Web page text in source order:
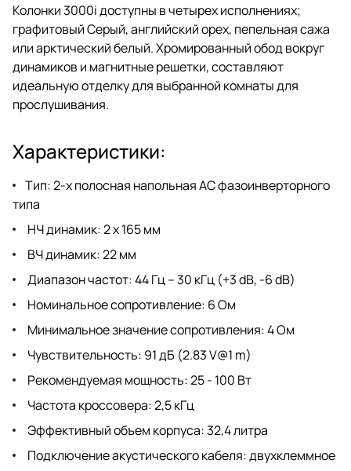
Колонки 3000i доступны в четырех исполнениях;
графитовый Серый, английский орех, пепельная сажа
или арктический белый. Хромированный обод вокруг
динамиков и магнитные решетки, составляют
идеальную отделку для выбранной комнаты для
прослушивания.
Характеристики:
Тип: 2-х полосная напольная АС фазоинверторного
типа
НЧ динамик: 2 х 165 мм
ВЧ динамик: 22 мм
Диапазон частот: 44 Гц – 30 кГц (+3 dB, -6 dB)
Номинальное сопротивление: 6 Ом
Минимальное значение сопротивления: 4 Ом
Чувствительность: 91 дБ (2.83 V@1 m)
Рекомендуемая мощность: 25 - 100 Вт
Частота кроссовера: 2,5 кГц
Эффективный объем корпуса: 32,4 литра
Подключение акустического кабеля: двухклеммное